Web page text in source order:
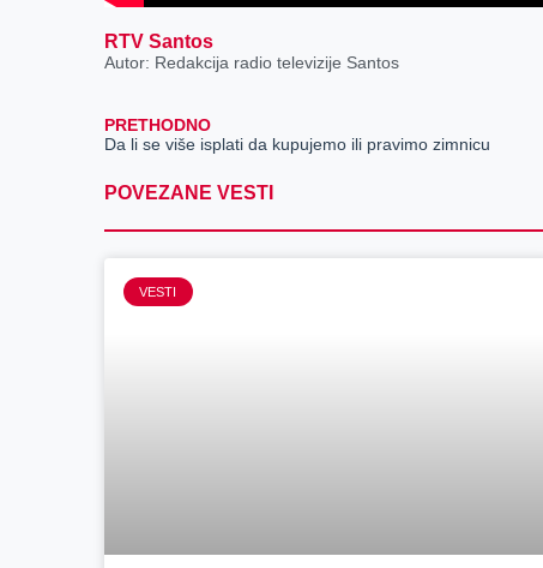
RTV Santos
Autor: Redakcija radio televizije Santos
PRETHODNO
Da li se više isplati da kupujemo ili pravimo zimnicu
POVEZANE VESTI
VESTI